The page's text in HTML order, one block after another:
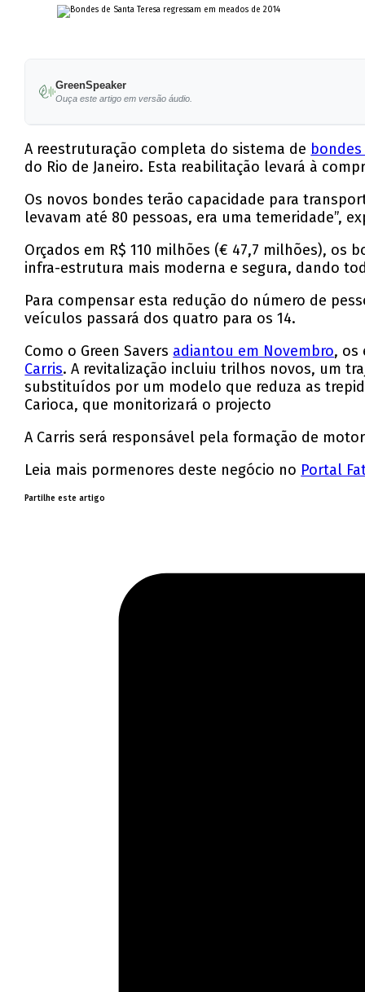
GreenSpeaker
Ouça este artigo em versão áudio.
A reestruturação completa do sistema de bondes
do Rio de Janeiro. Esta reabilitação levará à
Os novos bondes terão capacidade para
levavam até 80 pessoas, era uma temeridade”,
Orçados em R$ 110 milhões (€ 47,7 milhões),
infra-estrutura mais moderna e segura, dando
Para compensar esta redução do número de
veículos passará dos quatro para os 14.
Como o Green Savers adiantou em Novembro, os
Carris. A revitalização incluiu trilhos novos, um
substituídos por um modelo que reduza as
Carioca, que monitorizará o projecto
A Carris será responsável pela formação de
Leia mais pormenores deste negócio no Portal
Partilhe este artigo